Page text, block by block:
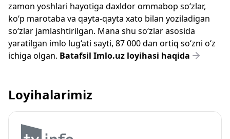
zamon yoshlari hayotiga daxldor ommabop so‘zlar,
ko‘p marotaba va qayta-qayta xato bilan yoziladigan
so‘zlar jamlashtirilgan. Mana shu so‘zlar asosida
yaratilgan imlo lug‘ati sayti, 87 000 dan ortiq so‘zni o‘z
ichiga olgan. Batafsil Imlo.uz loyihasi haqida
Loyihalarimiz